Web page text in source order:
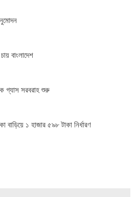
বাংলাদেশ
গ্যাস সরবরাহ শুরু
১ হাজার ৫৯৮ টাকা নির্ধারণ